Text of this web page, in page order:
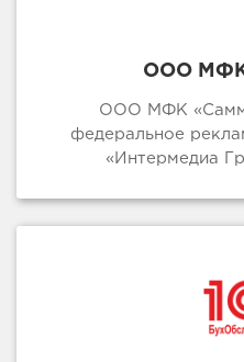
ООО МФК
ООО МФК
федеральное
«Интермедиа